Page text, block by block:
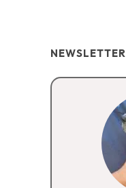
NEWSLETTER